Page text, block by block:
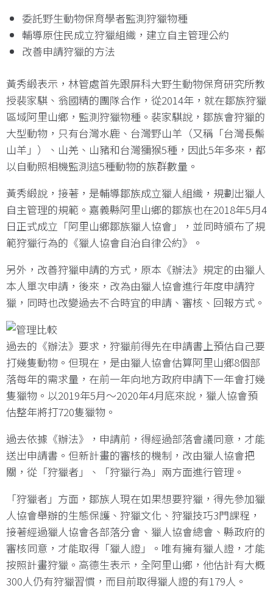
委託野生動物保育學者監測狩獵物種
輔導原住民成立狩獵組織，建立自主管理公約
改善申請狩獵的方法
黃秀緞表示，林管處首先跟屏科大野生動物保育研究所教
授裴家騏、翁國精的團隊合作，從2014年，就在鄒族狩獵
區域阿里山鄉，監測狩獵物種。裴家騏說，鄒族會狩獵的
大型動物，只有台灣水鹿、台灣野山羊（又稱「台灣長鬃
山羊」）、山羌、山豬和台灣獼猴5種，因此5年多來，都
以自動照相機監測這5種動物的族群數量。
黃秀緞說，接著，是輔導鄒族成立獵人組織，規劃出獵人
自主管理的規範。嘉義縣阿里山鄉的鄒族也在2018年5月4
日正式成立「阿里山鄉鄒族獵人協會」，並同時頒布了規
範狩獵行為的《獵人協會自治自律公約》。
另外，改善狩獵申請的方式，原本《辦法》規定的由獵人
本人單次申請，後來，改為由獵人協會進行年度申請狩
獵，同時也改變過去不合時宜的申請、審核、回報方式。
過去的《辦法》要求，狩獵前得先在申請書上預估自己要
打幾隻動物。但現在，是由獵人協會估算阿里山鄉8個部
落每年的需求量，在前一年向地方政府申請下一年會打幾
隻獵物。以2019年5月～2020年4月底來說，獵人協會預
估整年將打720隻獵物。
過去依據《辦法》，申請前，得經過部落會議同意，才能
送出申請書。但新計畫的審核的機制，改由獵人協會把
關，從「狩獵者」、「狩獵行為」兩方面進行管理。
「狩獵者」方面，鄒族人現在如果想要狩獵，得先參加獵
人協會舉辦的生態保護、狩獵文化、狩獵技巧3門課程，
接著經過獵人協會各部落分會、獵人協會總會、縣政府的
審核同意，才能取得「獵人證」。唯有擁有獵人證，才能
按照計畫狩獵。高德生表示，全阿里山鄉，他估計有大概
300人仍有狩獵習慣，而目前取得獵人證的有179人。